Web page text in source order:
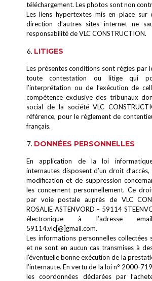
téléchargement. Les photos sont non
Les liens hypertextes mis en place sur
direction d’autres sites internet ne
responsabilité de VLC CONSTRUCTION.
LITIGES
Les présentes conditions sont régies par
toute contestation ou litige qui
l’interprétation ou de l’exécution de
compétence exclusive des tribunaux
social de la société VLC
référence, pour le règlement de
français.
DONNÉES PERSONNELLES
En application de la loi
internautes disposent d’un droit
modification et de suppression
les concernent personnellement. Ce
par voie postale auprès de VLC
ROSALIE ASTENVORD – 59114
électronique à l’adresse
59114.vlc[@]gmail.com.
Les informations personnelles collectées
et ne sont en aucun cas transmises à
l’éventuelle bonne exécution de la
l’internaute. En vertu de la loi n° 2000-
les coordonnées déclarées par